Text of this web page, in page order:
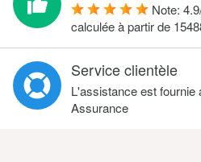
Note: 4.9
calculée à partir de
Service clientèle
L'assistance est fournie
Assurance